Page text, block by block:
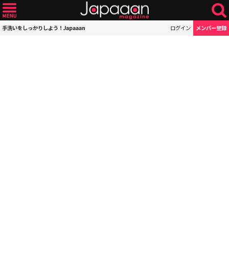
手洗いをしっかりしよう！Japaaan ログイン メンバー登録